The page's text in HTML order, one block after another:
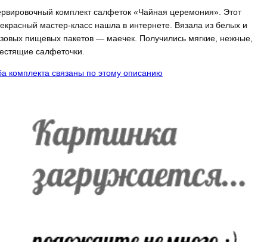
комплект салфеток «Чайная церемония». Этот
мастер-класс нашла в интернете. Вязала из белых и
пищевых пакетов — маечек. Получились мягкие, нежные,
салфеточки.
комплекта связаны по этому описанию